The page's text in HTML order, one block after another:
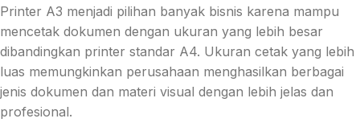
Printer A3 menjadi pilihan banyak bisnis karena mampu
mencetak dokumen dengan ukuran yang lebih besar
dibandingkan printer standar A4. Ukuran cetak yang lebih
luas memungkinkan perusahaan menghasilkan berbagai
jenis dokumen dan materi visual dengan lebih jelas dan
profesional.